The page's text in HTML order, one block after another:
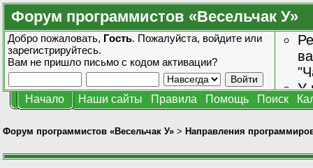
Форум программистов «Весельчак У»
Добро пожаловать, Гость. Пожалуйста, войдите или
зарегистрируйтесь.
Вам не пришло письмо с кодом активации?
У
Начало Наши сайты Правила Помощь Поиск
Форум программистов «Весельчак У» > Направления